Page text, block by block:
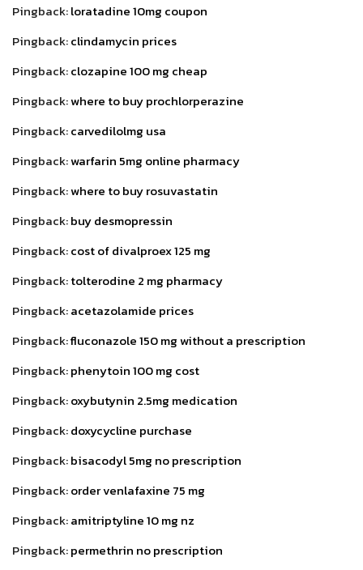
Pingback:loratadine 10mg coupon
Pingback:clindamycin prices
Pingback:clozapine 100 mg cheap
Pingback:where to buy prochlorperazine
Pingback:carvedilolmg usa
Pingback:warfarin 5mg online pharmacy
Pingback:where to buy rosuvastatin
Pingback:buy desmopressin
Pingback:cost of divalproex 125 mg
Pingback:tolterodine 2 mg pharmacy
Pingback:acetazolamide prices
Pingback:fluconazole 150 mg without a prescription
Pingback:phenytoin 100 mg cost
Pingback:oxybutynin 2.5mg medication
Pingback:doxycycline purchase
Pingback:bisacodyl 5mg no prescription
Pingback:order venlafaxine 75 mg
Pingback:amitriptyline 10 mg nz
Pingback:permethrin no prescription